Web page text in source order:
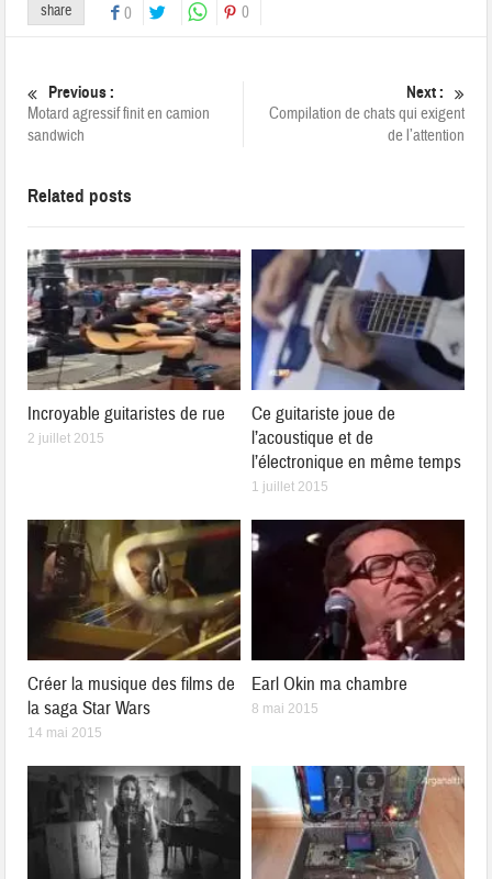
share 0 0
Previous :
Motard agressif finit en camion
sandwich
Next :
Compilation de chats qui exigent
de l’attention
Related posts
Incroyable guitaristes de rue
2 juillet 2015
Ce guitariste joue de
l’acoustique et de
l’électronique en même temps
1 juillet 2015
Créer la musique des films de
la saga Star Wars
14 mai 2015
Earl Okin ma chambre
8 mai 2015